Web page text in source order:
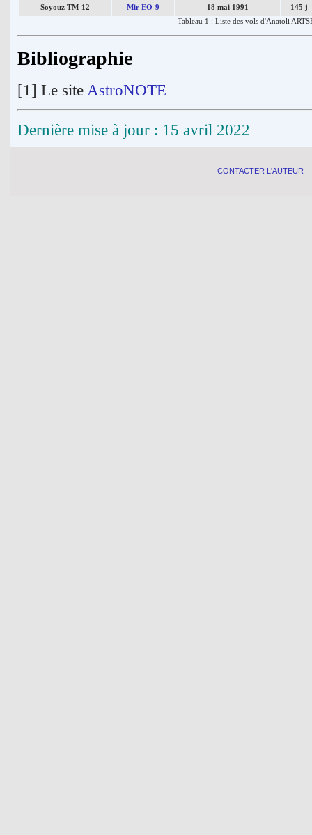
Soyouz TM-12 Mir EO-9 18 mai 1991
145 j
Tableau 1 : Liste des vols d'Anatoli
Bibliographie
[1] Le site AstroNOTE
Dernière mise à jour : 15 avril 2022
CONTACTER L'AUTEUR